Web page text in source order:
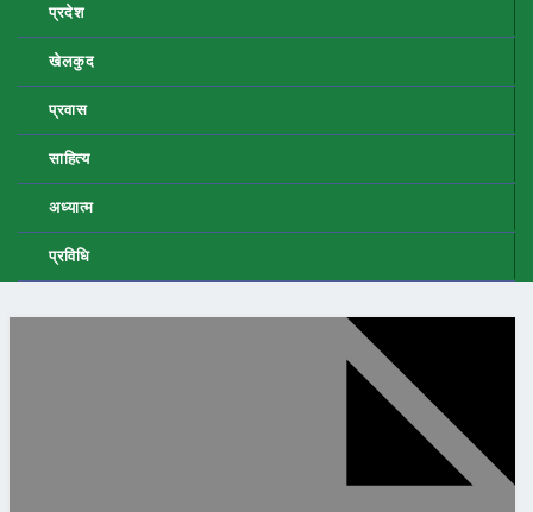
प्रदेश
खेलकुद
प्रवास
साहित्य
अध्यात्म
प्रविधि